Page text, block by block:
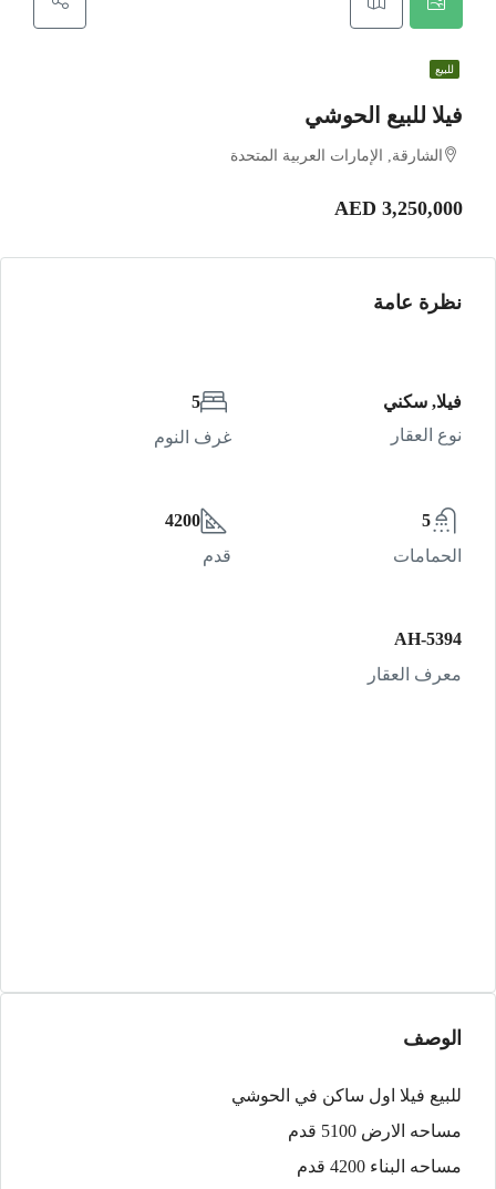
للبيع
فيلا للبيع الحوشي
الشارقة, الإمارات العربية المتحدة
AED 3,250,000
نظرة عامة
فيلا, سكني
نوع العقار
5
غرف النوم
5
الحمامات
4200
قدم
AH-5394
معرف العقار
الوصف
للبيع فيلا اول ساكن في الحوشي
مساحه الارض 5100 قدم
مساحه البناء 4200 قدم